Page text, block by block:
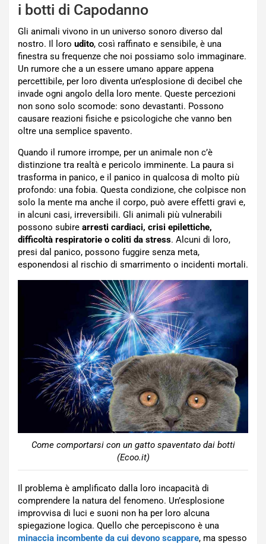
i botti di Capodanno
Gli animali vivono in un universo sonoro diverso dal
nostro. Il loro udito, così raffinato e sensibile, è una
finestra su frequenze che noi possiamo solo immaginare.
Un rumore che a un essere umano appare appena
percettibile, per loro diventa un’esplosione di decibel che
invade ogni angolo della loro mente. Queste percezioni
non sono solo scomode: sono devastanti. Possono
causare reazioni fisiche e psicologiche che vanno ben
oltre una semplice spavento.
Quando il rumore irrompe, per un animale non c’è
distinzione tra realtà e pericolo imminente. La paura si
trasforma in panico, e il panico in qualcosa di molto più
profondo: una fobia. Questa condizione, che colpisce non
solo la mente ma anche il corpo, può avere effetti gravi e,
in alcuni casi, irreversibili. Gli animali più vulnerabili
possono subire arresti cardiaci, crisi epilettiche,
difficoltà respiratorie o coliti da stress. Alcuni di loro,
presi dal panico, possono fuggire senza meta,
esponendosi al rischio di smarrimento o incidenti mortali.
Come comportarsi con un gatto spaventato dai botti
(Ecoo.it)
Il problema è amplificato dalla loro incapacità di
comprendere la natura del fenomeno. Un’esplosione
improvvisa di luci e suoni non ha per loro alcuna
spiegazione logica. Quello che percepiscono è una
minaccia incombente da cui devono scappare, ma spesso